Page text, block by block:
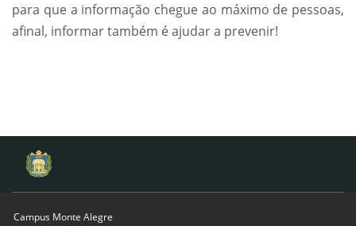
para que a informação chegue ao máximo de pessoas,
afinal, informar também é ajudar a prevenir!
Campus Monte Alegre